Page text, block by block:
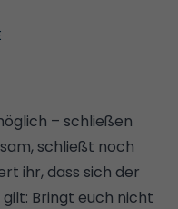
– schließen
schließt noch
ihr, dass sich der
Bringt euch nicht